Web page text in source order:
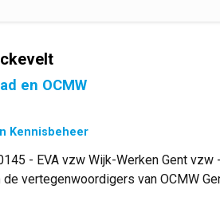
en OCMW
Kennisbeheer
- EVA vzw Wijk-Werken Gent
de vertegenwoordigers van OCMW